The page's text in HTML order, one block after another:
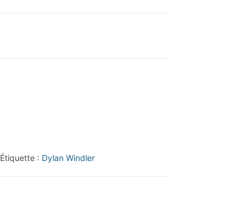
Étiquette : Dylan Windler